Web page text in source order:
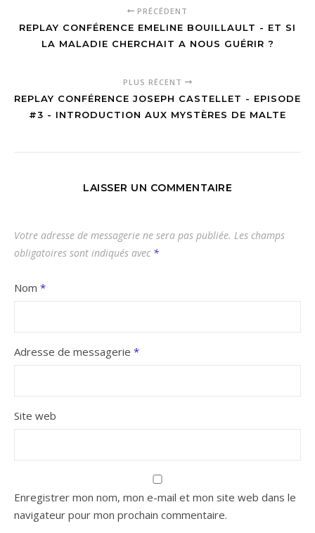
PRÉCÉDENT
REPLAY CONFÉRENCE EMELINE BOUILLAULT - ET SI
LA MALADIE CHERCHAIT A NOUS GUÉRIR ?
PLUS RÉCENT
REPLAY CONFÉRENCE JOSEPH CASTELLET - EPISODE
#3 - INTRODUCTION AUX MYSTÈRES DE MALTE
LAISSER UN COMMENTAIRE
Votre adresse de messagerie ne sera pas publiée. Les champs
obligatoires sont indiqués avec *
Nom *
Adresse de messagerie *
Site web
Enregistrer mon nom, mon e-mail et mon site web dans le
navigateur pour mon prochain commentaire.